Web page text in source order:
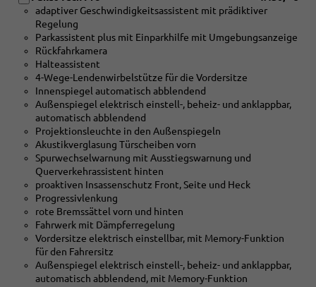
mit
[4K6/7AL]
Komfortschlüssel
mit
Safelock
und
Diebstahlwarnanlage
und
[PX2]
LED-
Scheinwerfer
plus
mit
LED-
Heckleuchten
pro
oder
[PX6]
Digitale
Matrix
LED-
adaptiver Geschwindigkeitsassistent mit prädiktiver
Regelung
Parkassistent plus mit Einparkhilfe mit Umgebungsanzeige
Rückfahrkamera
Halteassistent
4-Wege-Lendenwirbelstütze für die Vordersitze
Innenspiegel automatisch abblendend
Außenspiegel elektrisch einstell-, beheiz- und anklappbar,
automatisch abblendend
Projektionsleuchte in den Außenspiegeln
Akustikverglasung Türscheiben vorn
Spurwechselwarnung mit Ausstiegswarnung und
Querverkehrassistent hinten
proaktiven Insassenschutz Front, Seite und Heck
Progressivlenkung
rote Bremssättel vorn und hinten
Fahrwerk mit Dämpferregelung
Vordersitze elektrisch einstellbar, mit Memory-Funktion
für den Fahrersitz
Außenspiegel elektrisch einstell-, beheiz- und anklappbar,
automatisch abblendend, mit Memory-Funktion